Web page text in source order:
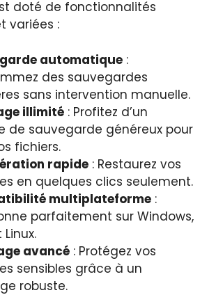
doté de fonctionnalités
variées :
automatique :
des sauvegardes
sans intervention manuelle.
illimité : Profitez d’un
de sauvegarde généreux pour
fichiers.
rapide : Restaurez vos
en quelques clics seulement.
multiplateforme :
parfaitement sur Windows,
avancé : Protégez vos
sensibles grâce à un
robuste.